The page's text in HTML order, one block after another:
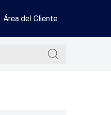
Área del Cliente
Pesquisar
por: